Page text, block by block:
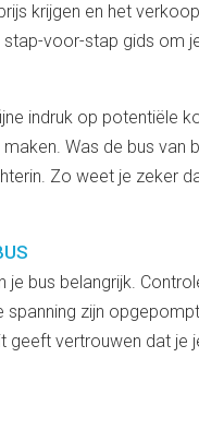
krijgen en het
voor-stap gids om
indruk op potentiële
Was de bus van
Zo weet je zeker
bus belangrijk.
zijn
geeft vertrouwen dat je